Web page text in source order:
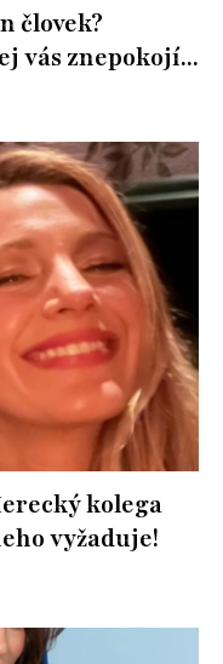
človek?
vás znepokojí...
kolega
vyžaduje!